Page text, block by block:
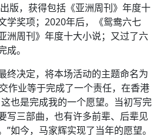
版，获得包括《亚洲周刊》年度十
学奖项；2020年后，《鸳鸯六七
洲周刊》年度十大小说；又过了六
。
终决定，将本场活动的主题命名为
作业等于完成了一个责任，在香港
这也是完成我的一个愿望。当初写完
写三部曲，也有许多前辈、后辈见
如今，马家辉实现了当年的愿望。